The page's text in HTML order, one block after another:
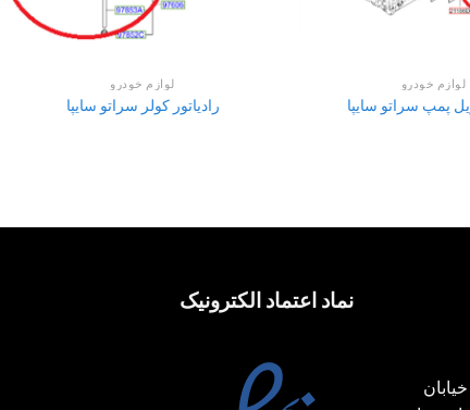
لوازم خودرو
پمپ سراتو سایپا
لوازم خودرو
رادیاتور کولر سراتو سایپا
نماد اعتماد الکترونیک